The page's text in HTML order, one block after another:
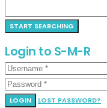
Login to S-M-R
LOGIN LOST PASSWORD?